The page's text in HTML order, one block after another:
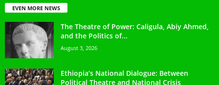
EVEN MORE NEWS
The Theatre of Power: Caligula, Abiy Ahmed,
and the Politics of...
August 3, 2026
Ethiopia’s National Dialogue: Between
Political Theatre and National Crisis